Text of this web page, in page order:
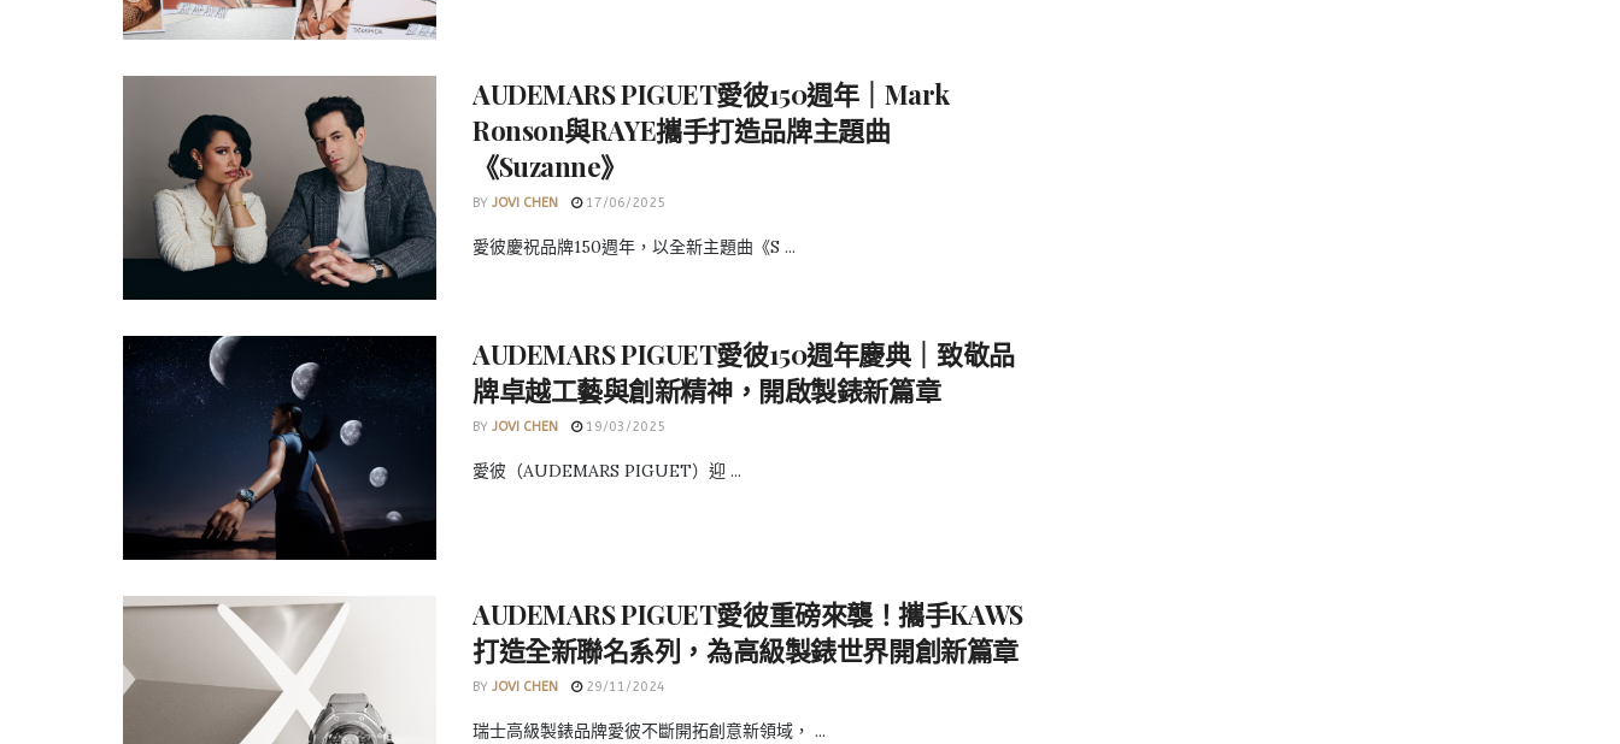
AUDEMARS PIGUET愛彼150週年｜Mark
Ronson與RAYE攜手打造品牌主題曲
《Suzanne》
BY JOVI CHEN 17/06/2025
愛彼慶祝品牌150週年，以全新主題曲《S ...
AUDEMARS PIGUET愛彼150週年慶典｜致敬品
牌卓越工藝與創新精神，開啟製錶新篇章
BY JOVI CHEN 19/03/2025
愛彼（AUDEMARS PIGUET）迎 ...
AUDEMARS PIGUET愛彼重磅來襲！攜手KAWS
打造全新聯名系列，為高級製錶世界開創新篇章
BY JOVI CHEN 29/11/2024
瑞士高級製錶品牌愛彼不斷開拓創意新領域， ...